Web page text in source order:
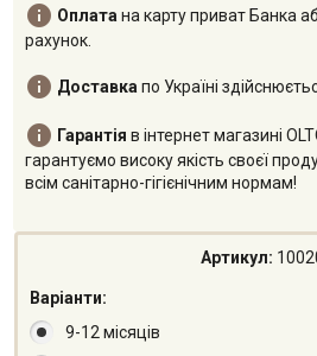
 Оплатана карту приват Банка
рахунок.
 Доставкапо Україні
 Гарантія в інтернет магазині
гарантуємо високу якість своєї
всім санітарно-гігієнічним нормам!
Артикул:
Варіанти:
9-12 місяців